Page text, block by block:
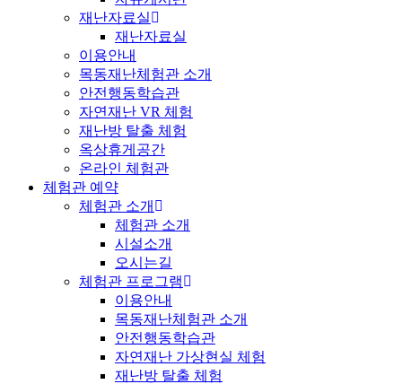
재난자료실
재난자료실
이용안내
목동재난체험관 소개
안전행동학습관
자연재난 VR 체험
재난방 탈출 체험
옥상휴게공간
온라인 체험관
체험관 예약
체험관 소개
체험관 소개
시설소개
오시는길
체험관 프로그램
이용안내
목동재난체험관 소개
안전행동학습관
자연재난 가상현실 체험
재난방 탈출 체험